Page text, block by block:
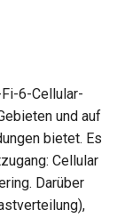
6-Cellular-
und auf
bietet. Es
Cellular
Darüber